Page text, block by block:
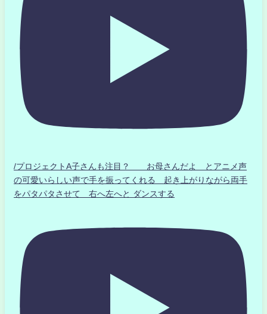
/プロジェクトA子さんも注目？ お母さんだよ とアニメ声
の可愛いらしい声で手を振ってくれる 起き上がりながら両手
をパタパタさせて 右へ左へと ダンスする